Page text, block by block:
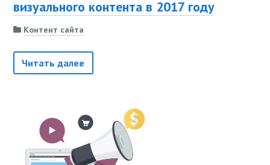
визуального контента в 2017 году
Контент сайта
Читать далее